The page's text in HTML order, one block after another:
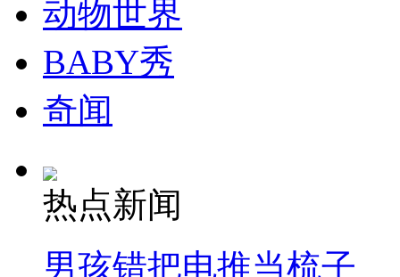
纽约上演“枕头大战”
司机酒驾遇交警 急速倒车逃窜
动物世界
BABY秀
奇闻
热点新闻
男孩错把电推当梳子